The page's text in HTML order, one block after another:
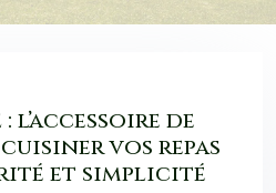
l’accessoire de
vos repas
et simplicité